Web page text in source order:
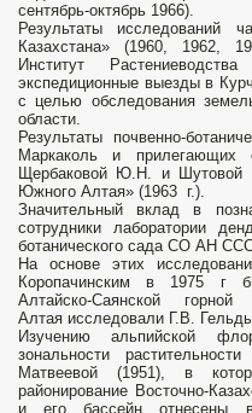
сентябрь-октябрь 1966).
Результаты исследований
Казахстана» (1960, 1962,
Институт
экспедиционные выезды в
с целью обследования
области.
Результаты почвенно-
Маркаколь и прилегающих
Щербаковой Ю.Н. и Шутовой
Южного Алтая» (1963 г.).
Значительный вклад в
сотрудники лаборатории
ботанического сада СО АН
На основе этих
Коропачинским в 1975 г
Алтайско-Саянской
Алтая исследовали Г.В.
Изучению альпийской
зональности
Матвеевой (1951), в
районирование Восточно-
и его бассейн отнесены в